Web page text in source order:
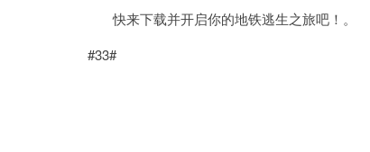
快来下载并开启你的地铁逃生之旅吧！。
#33#